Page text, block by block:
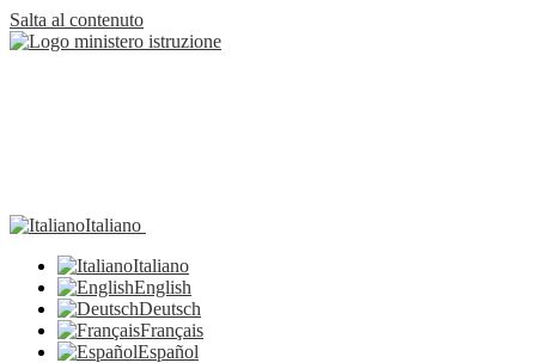
Salta al contenuto
Italiano
Italiano
English
Deutsch
Français
Español